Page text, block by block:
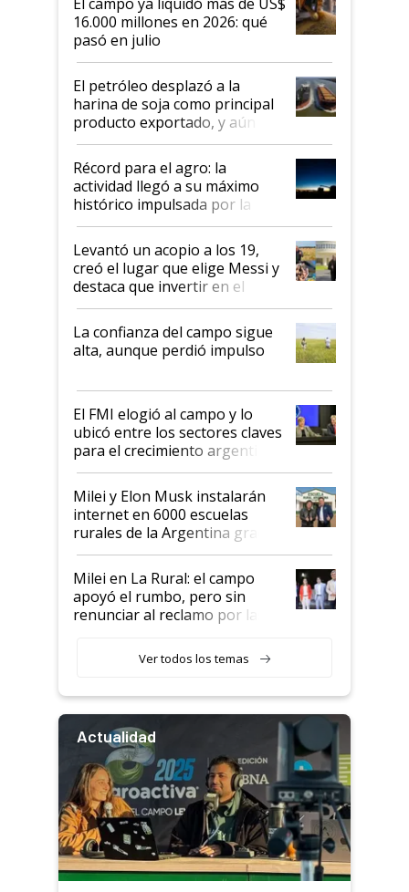
16.000 millones en 2026: qué
pasó en julio
El petróleo desplazó a la
harina de soja como principal
producto exportado, y aún así
el agro aportó casi seis de cada
diez dólares y sostuvo el
liderazgo en un semestre
récord
Récord para el agro: la
actividad llegó a su máximo
histórico impulsada por la
cosecha y las exportaciones
Levantó un acopio a los 19,
creó el lugar que elige Messi y
destaca que invertir en el
kirchnerismo era como "darle
plata a un hijo para droga":
Juan Félix Rossetti, el libertario
que de una dura crisis salió
de Milei
La confianza del campo sigue
alta, aunque perdió impulso
El FMI elogió al campo y lo
ubicó entre los sectores claves
para el crecimiento argentino
Milei y Elon Musk instalarán
internet en 6000 escuelas
rurales de la Argentina gracias
a un acuerdo con Starlink
Milei en La Rural: el campo
apoyó el rumbo, pero sin
renunciar al reclamo por las
Ver todos los temas
Actualidad